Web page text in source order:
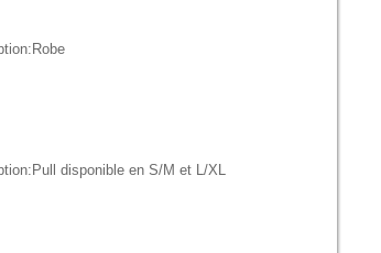
disponible en S/M et L/XL